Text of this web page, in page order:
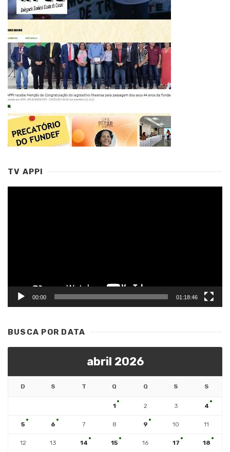
TV APPI
00:00 01:18:46
BUSCA POR DATA
abril 2026
D S T Q Q S S
1 2 3 4
5 6 7 8 9 10 11
12 13 14 15 16 17 18